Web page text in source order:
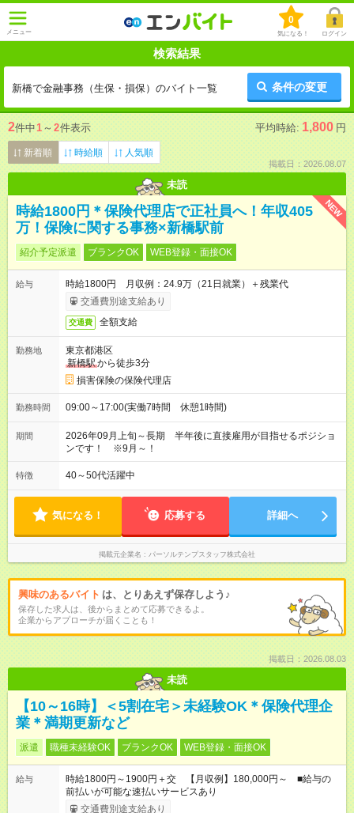
メニュー
0
気になる！ ログイン
検索結果
新橋で金融事務（生保・損保）のバイト一覧 条件の変更
2件中1 ～ 2件表示 平均時給: 1,800 円
新着順 時給順 人気順
掲載日：2026.08.07
未読
NEW
時給1800円＊保険代理店で正社員へ！年収405
万！保険に関する事務×新橋駅前
紹介予定派遣 ブランクOK WEB登録・面接OK
給与
時給1800円 月収例：24.9万（21日就業）＋残業代
交通費別途支給あり
交通費 全額支給
勤務地
東京都港区
新橋駅から徒歩3分
損害保険の保険代理店
勤務時間 09:00～17:00(実働7時間 休憩1時間)
期間
2026年09月上旬～長期 半年後に直接雇用が目指せるポジショ
ンです！ ※9月～！
特徴 40～50代活躍中
気になる！ 応募する 詳細へ
掲載元企業名 パーソルテンプスタッフ株式会社
興味のあるバイト は、とりあえず保存しよう♪
保存した求人は、後からまとめて応募できるよ。
企業からアプローチが届くことも！
掲載日：2026.08.03
未読
【10～16時】＜5割在宅＞未経験OK＊保険代理企
業＊満期更新など
派遣 職種未経験OK ブランクOK WEB登録・面接OK
給与
時給1800円～1900円＋交 【月収例】180,000円～ ■給与の
前払いが可能な速払いサービスあり
交通費別途支給あり